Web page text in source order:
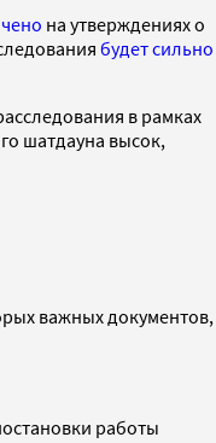
на утверждениях о
будет сильно
в рамках
шатдауна высок,
важных документов,
работы